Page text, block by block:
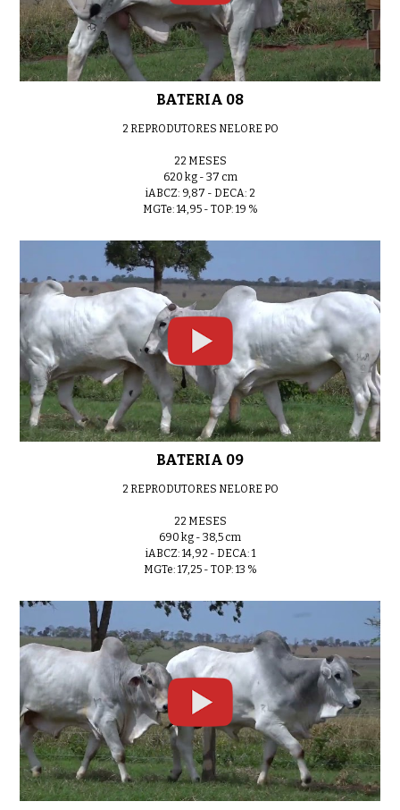
BATERIA 08
2 REPRODUTORES NELORE PO
22 MESES
620 kg - 37 cm
iABCZ: 9,87 - DECA: 2
MGTe: 14,95 - TOP: 19 %
BATERIA 09
2 REPRODUTORES NELORE PO
22 MESES
690 kg - 38,5 cm
iABCZ: 14,92 - DECA: 1
MGTe: 17,25 - TOP: 13 %